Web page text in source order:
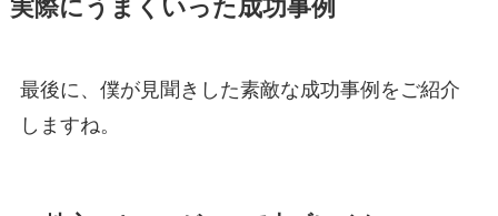
実際にうまくいった成功事例
最後に、僕が見聞きした素敵な成功事例をご紹介
しますね。